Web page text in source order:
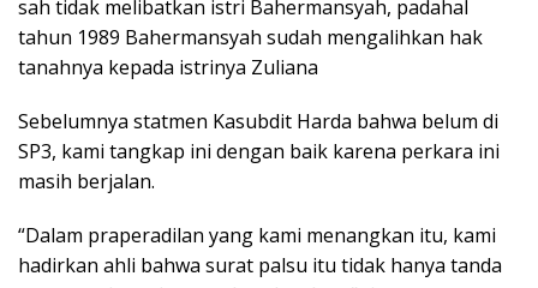
sah tidak melibatkan istri Bahermansyah, padahal
tahun 1989 Bahermansyah sudah mengalihkan hak
tanahnya kepada istrinya Zuliana
Sebelumnya statmen Kasubdit Harda bahwa belum di
SP3, kami tangkap ini dengan baik karena perkara ini
masih berjalan.
“Dalam praperadilan yang kami menangkan itu, kami
hadirkan ahli bahwa surat palsu itu tidak hanya tanda